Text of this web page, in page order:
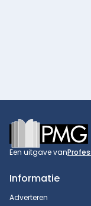
Footer
Een uitgave van
Informatie
Adverteren